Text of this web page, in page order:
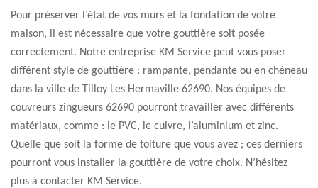
Pour préserver l’état de vos murs et la fondation de votre
maison, il est nécessaire que votre gouttière soit posée
correctement. Notre entreprise KM Service peut vous poser
différent style de gouttière : rampante, pendante ou en chéneau
dans la ville de Tilloy Les Hermaville 62690. Nos équipes de
couvreurs zingueurs 62690 pourront travailler avec différents
matériaux, comme : le PVC, le cuivre, l’aluminium et zinc.
Quelle que soit la forme de toiture que vous avez ; ces derniers
pourront vous installer la gouttière de votre choix. N’hésitez
plus à contacter KM Service.